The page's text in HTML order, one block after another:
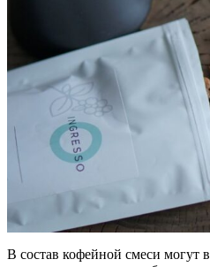
В состав кофейной смеси могут